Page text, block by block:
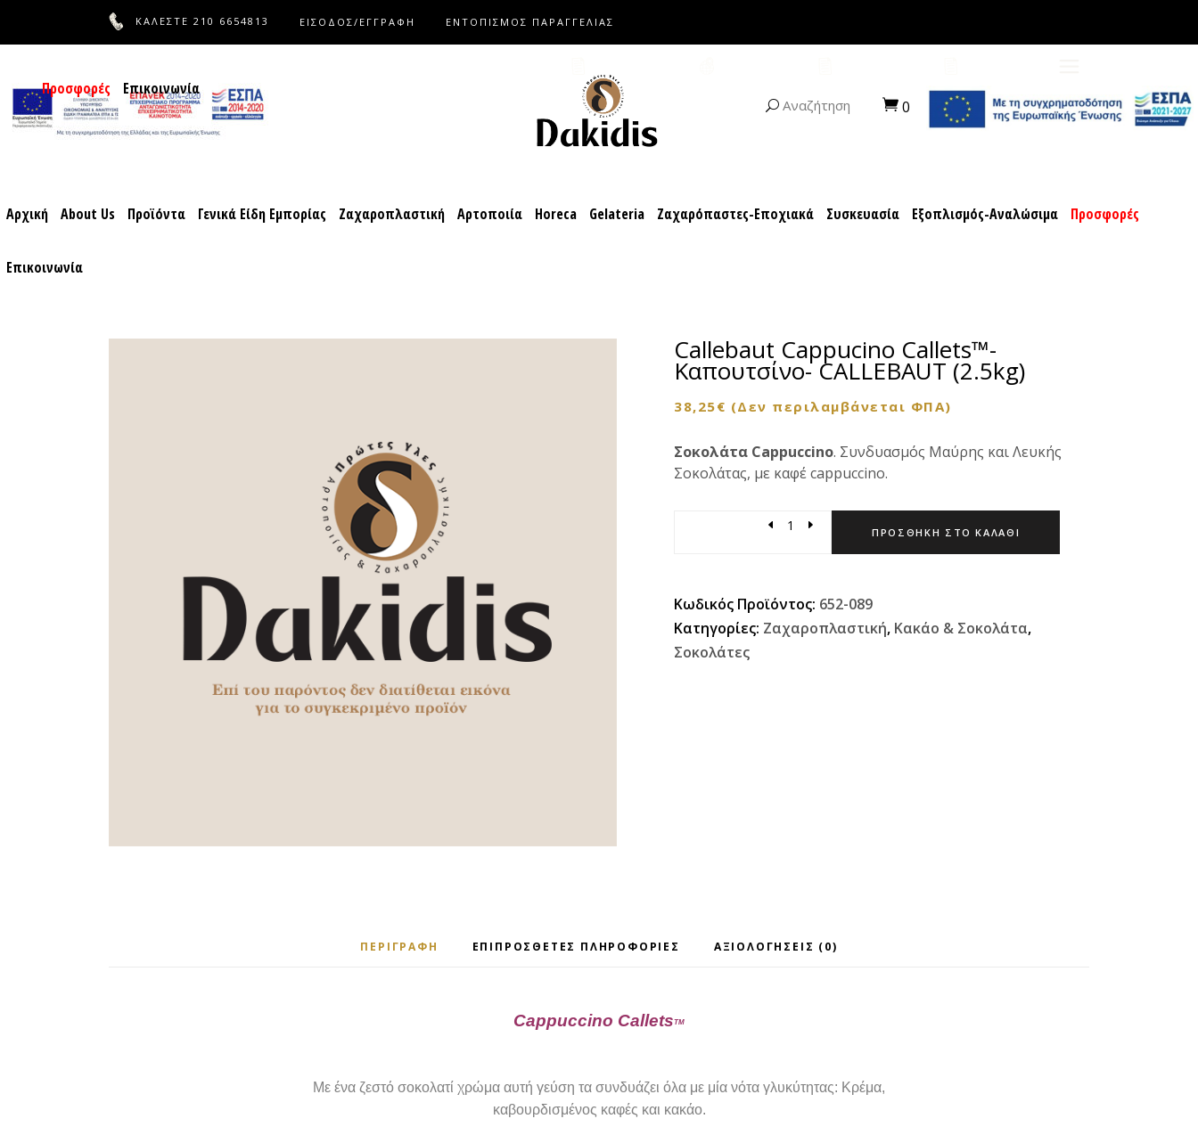
ΚΑΛΕΣΤΕ 210 6654813 ΕΙΣΟΔΟΣ/ΕΓΓΡΑΦΗ ΕΝΤΟΠΙΣΜΟΣ ΠΑΡΑΓΓΕΛΙΑΣ
Αναζήτηση 0
Αρχική About Us Προϊόντα Γενικά Είδη Εμπορίας Ζαχαροπλαστική Αρτοποιία Horeca Gelateria Ζαχαρόπαστες-Εποχιακά Συσκευασία Εξοπλισμός-Αναλώσιμα Προσφορές
Επικοινωνία
About Us
Προσφορές Επικοινωνία
Callebaut Cappucino Callets™-
Καπουτσίνο- CALLEBAUT (2.5kg)
38,25€ (Δεν περιλαμβάνεται ΦΠΑ)
Σοκολάτα Cappuccino. Συνδυασμός Μαύρης και Λευκής
Σοκολάτας, με καφέ cappuccino.
ΠΡΟΣΘΉΚΗ ΣΤΟ ΚΑΛΆΘΙ
Κωδικός Προϊόντος: 652-089
Κατηγορίες: Ζαχαροπλαστική, Κακάο & Σοκολάτα,
Σοκολάτες
ΠΕΡΙΓΡΑΦΉ ΕΠΙΠΡΌΣΘΕΤΕΣ ΠΛΗΡΟΦΟΡΊΕΣ ΑΞΙΟΛΟΓΉΣΕΙΣ (0)
Cappuccino CalletsTM
Με ένα ζεστό σοκολατί χρώμα αυτή γεύση τα συνδυάζει όλα με μία νότα γλυκύτητας: Κρέμα,
καβουρδισμένος καφές και κακάο.